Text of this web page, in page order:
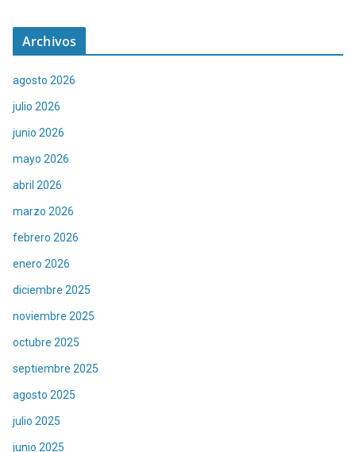
Archivos
agosto 2026
julio 2026
junio 2026
mayo 2026
abril 2026
marzo 2026
febrero 2026
enero 2026
diciembre 2025
noviembre 2025
octubre 2025
septiembre 2025
agosto 2025
julio 2025
junio 2025